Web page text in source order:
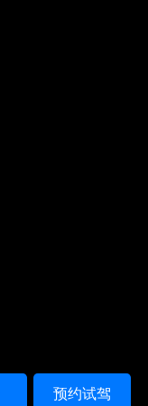
预约试驾